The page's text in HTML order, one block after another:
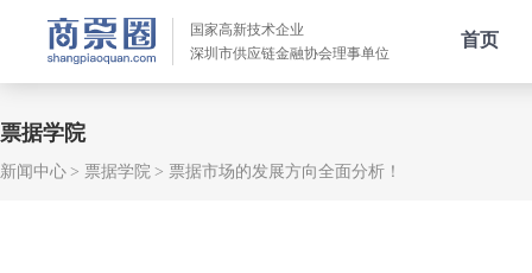
国家高新技术企业
深圳市供应链金融协会理事单位
首页
票据学院
新闻中心 票据学院 票据市场的发展方向全面分析！